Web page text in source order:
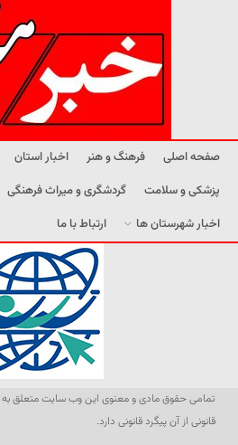
صفحه اصلی فرهنگ و هنر اخبار استان
پزشکی و سلامت
گردشگری و میراث فرهنگی
اخبار شهرستان ها
ارتباط با ما
تمامی حقوق مادی و معنوی این وب سایت متعلق به
قانونی از آن پیگرد قانونی دارد.